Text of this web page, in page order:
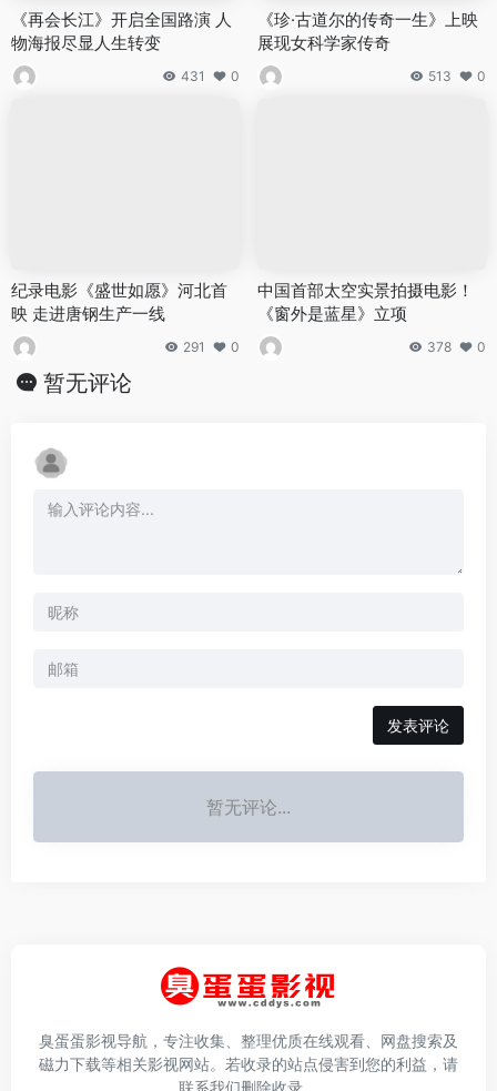
《再会长江》开启全国路演 人
物海报尽显人生转变
431 0
《珍·古道尔的传奇一生》上映
展现女科学家传奇
513 0
纪录电影《盛世如愿》河北首
映 走进唐钢生产一线
291 0
中国首部太空实景拍摄电影！
《窗外是蓝星》立项
378 0
暂无评论
发表评论
暂无评论...
臭蛋蛋影视导航，专注收集、整理优质在线观看、网盘搜索及
磁力下载等相关影视网站。若收录的站点侵害到您的利益，请